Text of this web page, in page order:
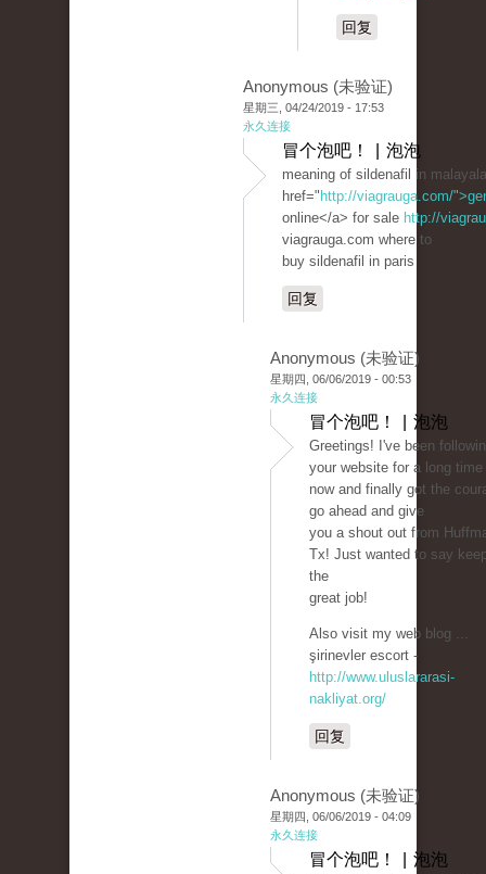
回复
Anonymous (未验证)
星期三, 04/24/2019 - 17:53
永久连接
冒个泡吧！ | 泡泡
meaning of sildenafil in
href=" http://viagrauga.com/
online</a> for sale http://
viagrauga.com where to
buy sildenafil in paris
回复
Anonymous (未验证)
星期四, 06/06/2019 - 00:53
永久连接
冒个泡吧！ | 泡泡
Greetings! I've been
your website for a long time
now and finally got the
go ahead and give
you a shout out from
Tx! Just wanted to say
the
great job!
Also visit my web blog ...
şirinevler escort -
http://www.uluslararasi-
nakliyat.org/
回复
Anonymous (未验证)
星期四, 06/06/2019 - 04:09
永久连接
冒个泡吧！ | 泡泡